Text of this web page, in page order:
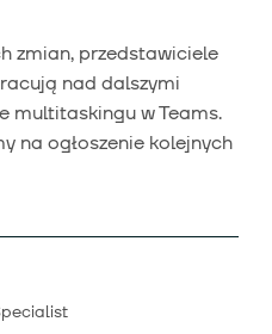
zmian, przedstawiciele
nad dalszymi
multitaskingu w Teams.
na ogłoszenie kolejnych